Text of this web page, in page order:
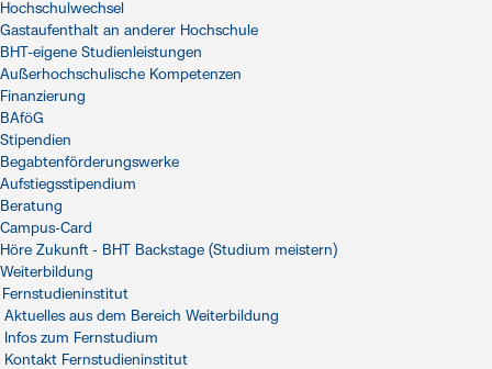
Hochschulwechsel
Gastaufenthalt an anderer Hochschule
BHT-eigene Studienleistungen
Außerhochschulische Kompetenzen
Finanzierung
BAföG
Stipendien
Begabtenförderungswerke
Aufstiegsstipendium
Beratung
Campus-Card
Höre Zukunft - BHT Backstage (Studium meistern)
Weiterbildung
Fernstudieninstitut
Aktuelles aus dem Bereich Weiterbildung
Infos zum Fernstudium
Kontakt Fernstudieninstitut